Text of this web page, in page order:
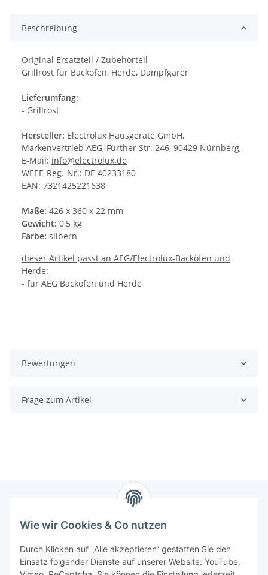
Wie wir Cookies & Co nutzen
Durch Klicken auf „Alle akzeptieren“ gestatten Sie den
Einsatz folgender Dienste auf unserer Website: YouTube,
Beschreibung
Original Ersatzteil / Zubehörteil
Grillrost für Backöfen, Herde, Dampfgarer
Lieferumfang:
- Grillrost
Hersteller: Electrolux Hausgeräte GmbH,
Markenvertrieb AEG, Fürther Str. 246, 90429 Nürnberg,
E-Mail: info@electrolux.de
WEEE-Reg.-Nr.: DE 40233180
EAN: 7321425221638
Maße: 426 x 360 x 22 mm
Gewicht: 0,5 kg
Farbe: silbern
dieser Artikel passt an AEG/Electrolux-Backöfen und
Herde:
- für AEG Backöfen und Herde
Bewertungen
Frage zum Artikel
Zahlungsmöglichkeiten
Versandinformationen